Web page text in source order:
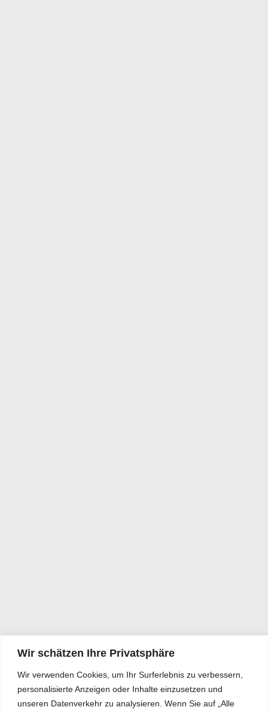
Wir schätzen Ihre Privatsphäre
Wir verwenden Cookies, um Ihr Surferlebnis zu verbessern,
personalisierte Anzeigen oder Inhalte einzusetzen und
unseren Datenverkehr zu analysieren. Wenn Sie auf „Alle